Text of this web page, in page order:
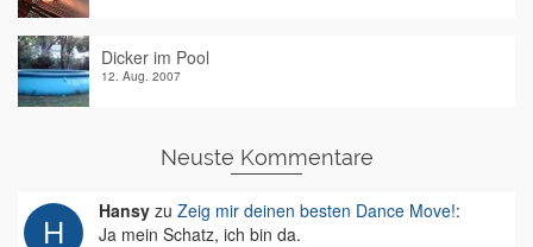
Dicker im Pool
12. Aug. 2007
Neuste Kommentare
Hansy zu Zeig mir deinen besten Dance Move!:
Ja mein Schatz, ich bin da.